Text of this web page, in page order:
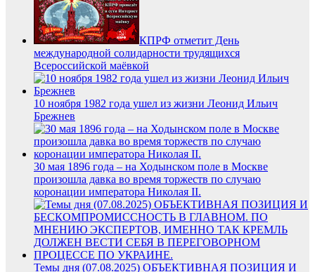
КПРФ отметит День
международной солидарности трудящихся
Всероссийской маёвкой
10 ноября 1982 года ушел из жизни Леонид Ильич
Брежнев
30 мая 1896 года – на Ходынском поле в Москве
произошла давка во время торжеств по случаю
коронации императора Николая II.
Темы дня (07.08.2025) ОБЪЕКТИВНАЯ ПОЗИЦИЯ И